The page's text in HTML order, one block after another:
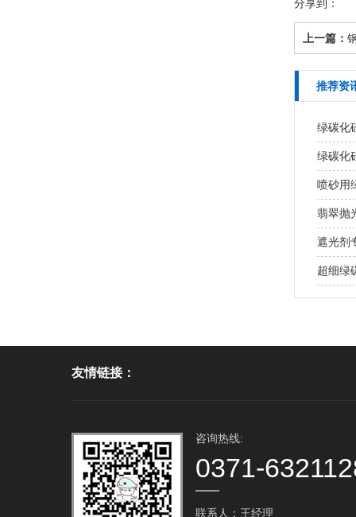
分享到：
上一篇：
推荐资
绿碳化
绿碳化
喷砂用
翡翠抛
遮光剂
超细绿
友情链接：
咨询热线:
0371-
联系人：王经理